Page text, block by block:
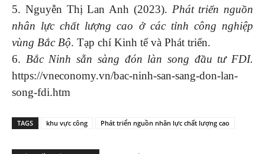
5. Nguyễn Thị Lan Anh (2023). Phát triển nguồn
nhân lực chất lượng cao ở các tỉnh công nghiệp
vùng Bắc Bộ. Tạp chí Kinh tế và Phát triển.
6. Bắc Ninh sẵn sàng đón làn song đầu tư FDI.
https://vneconomy.vn/bac-ninh-san-sang-don-lan-
song-fdi.htm
TAGS khu vực công Phát triển nguồn nhân lực chất lượng cao